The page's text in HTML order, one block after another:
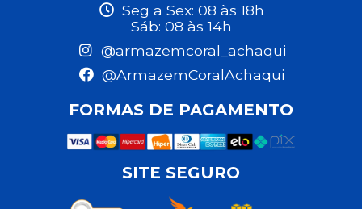
Seg a Sex: 08 às 18h
Sáb: 08 às 14h
@armazemcoral_achaqui
@ArmazemCoralAchaqui
FORMAS DE PAGAMENTO
SITE SEGURO